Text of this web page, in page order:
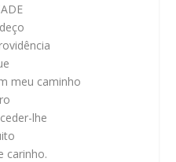
meu caminho
lhe
carinho.